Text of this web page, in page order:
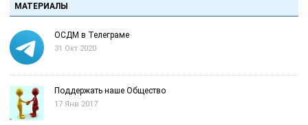
МАТЕРИАЛЫ
ОСДМ в Телеграме
31 Окт 2020
Поддержать наше Общество
17 Янв 2017